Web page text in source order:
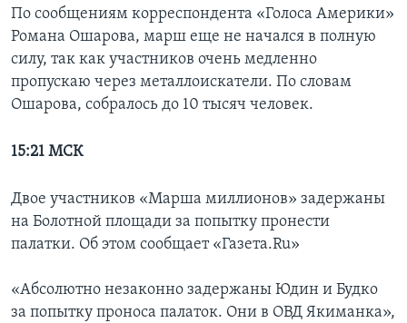
По сообщениям корреспондента «Голоса Америки»
Романа Ошарова, марш еще не начался в полную
силу, так как участников очень медленно
пропускаю через металлоискатели. По словам
Ошарова, собралось до 10 тысяч человек.
15:21 МСК
Двое участников «Марша миллионов» задержаны
на Болотной площади за попытку пронести
палатки. Об этом сообщает «Газета.Ru»
«Абсолютно незаконно задержаны Юдин и Будко
за попытку проноса палаток. Они в ОВД Якиманка»,